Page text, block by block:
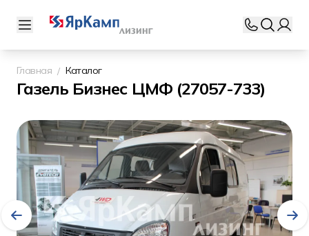
Главная Каталог
Газель Бизнес ЦМФ (27057-733)